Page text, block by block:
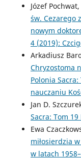
Józef Pochwat,
św. Cezarego
nowym
4 (2019):
Arkadiusz
Chryzostoma
Polonia
nauczaniu
Jan D.
Sacra: Tom
Ewa
miłosierdzia
w latach